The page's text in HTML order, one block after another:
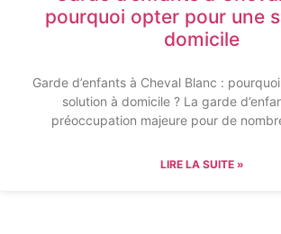
pourquoi opter pour une
domicile
Garde d’enfants à Cheval Blanc :
solution à domicile ? La garde
préoccupation majeure pour de
LIRE LA SUITE »